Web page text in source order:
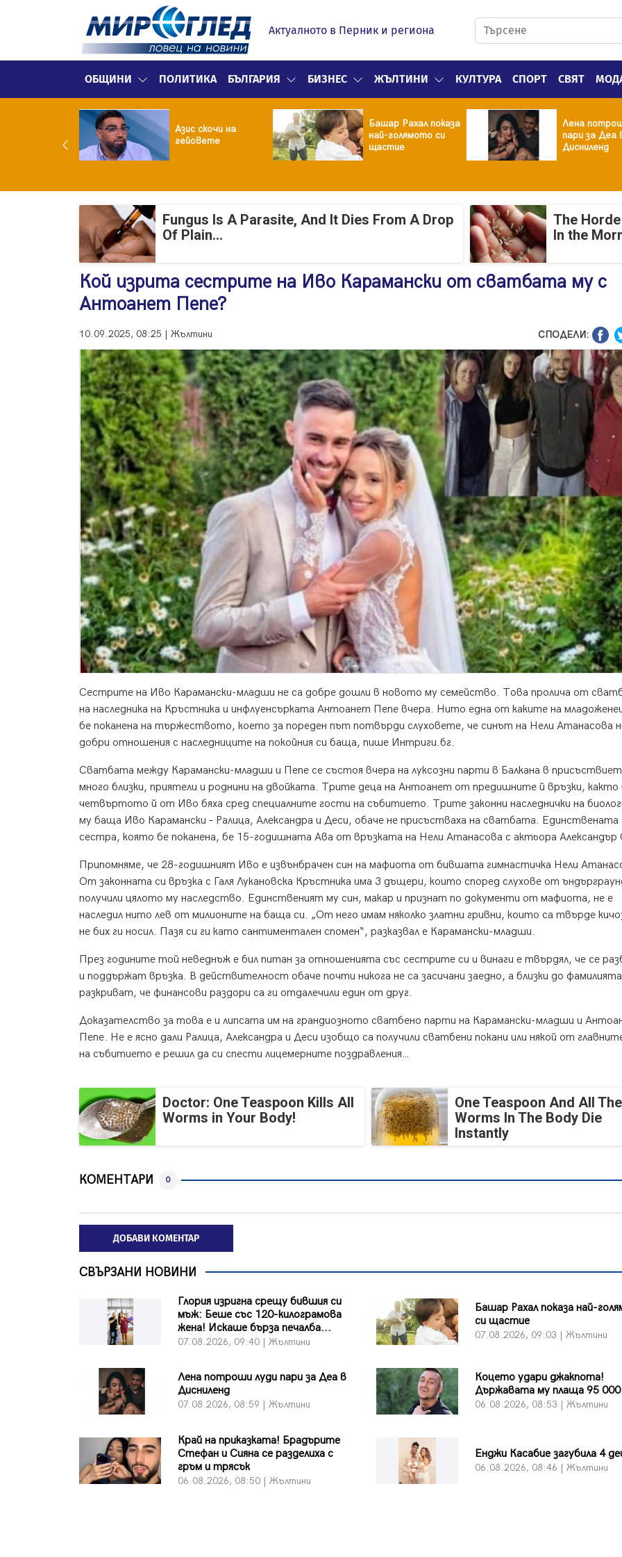
Актуалното в Перник и региона
ОБЩИНИ ПОЛИТИКА БЪЛГАРИЯ БИЗНЕС ЖЪЛТИНИ КУЛТУРА СПОРТ СВЯТ
Азис скочи на
гейовете
Башар Рахал показа
най-голямото си
щастие
Лена
пари за Деа
Дисниленд
Fungus Is A Parasite, And It Dies From A Drop
Of Plain...
The
In the
Кой изрита сестрите на Иво Карамански от сватбата му с
Антоанет Пепе?
10.09.2025, 08:25 | Жълтини СПОДЕЛИ:
Сестрите на Иво Карамански-младши не са добре дошли в новото му семейство. Това пролича от
на наследника на Кръстника и инфлуенсърката Антоанет Пепе вчера. Нито една от каките на
бе поканена на тържеството, което за пореден път потвърди слуховете, че синът на Нели Атанасова
добри отношения с наследниците на покойния си баща, пише Интриги.бг.
Сватбата между Карамански-младши и Пепе се състоя вчера на луксозни парти в Балкана в
много близки, приятели и роднини на двойката. Трите деца на Антоанет от предишните й връзки, както
четвъртото й от Иво бяха сред специалните гости на събитието. Трите законни наследнички на
му баща Иво Карамански – Ралица, Александра и Деси, обаче не присъстваха на сватбата. Единствената
сестра, която бе поканена, бе 15-годишната Ава от връзката на Нели Атанасова с актьора Александър
Припомняме, че 28-годишният Иво е извънбрачен син на мафиота от бившата гимнастичка Нели
От законната си връзка с Галя Лукановска Кръстника има 3 дъщери, които според слухове от
получили цялото му наследство. Единственият му син, макар и признат по документи от мафиота, не е
наследил нито лев от милионите на баща си. „От него имам няколко златни гривни, които са твърде
не бих ги носил. Пазя си ги като сантиментален спомен“, разказвал е Карамански-младши.
През годините той неведнъж е бил питан за отношенията със сестрите си и винаги е твърдял, че се
и поддържат връзка. В действителност обаче почти никога не са засичани заедно, а близки до фамилията
разкриват, че финансови раздори са ги отдалечили един от друг.
Доказателство за това е и липсата им на грандиозното сватбено парти на Карамански-младши и
Пепе. Не е ясно дали Ралица, Александра и Деси изобщо са получили сватбени покани или някой от
на събитието е решил да си спести лицемерните поздравления…
Doctor: One Teaspoon Kills All
Worms in Your Body!
One Teaspoon And All The
Worms In The Body Die
Instantly
КОМЕНТАРИ 0
ДОБАВИ КОМЕНТАР
СВЪРЗАНИ НОВИНИ
Глория изригна срещу бившия си
мъж: Беше със 120-килограмова
жена! Искаше бърза печалба...
07.08.2026, 09:40 | Жълтини
Башар Рахал показа най-
си щастие
07.08.2026, 09:03 | Жълтини
Лена потроши луди пари за Деа в
Дисниленд
07.08.2026, 08:59 | Жълтини
Коцето удари джакпота!
Държавата му плаща 95
06.08.2026, 08:53 | Жълтини
Край на приказката! Брадърите
Стефан и Сияна се разделиха с
гръм и трясък
06.08.2026, 08:50 | Жълтини
Енджи Касабие загубила 4
06.08.2026, 08:46 | Жълтини